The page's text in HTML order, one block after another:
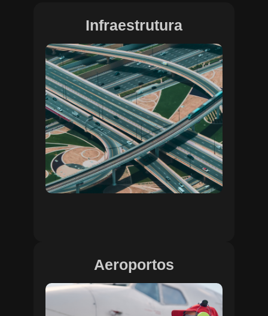
Infraestrutura
Aeroportos